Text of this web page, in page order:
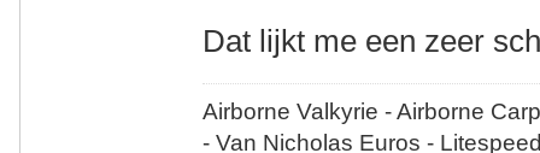
Dat lijkt me een zeer
Airborne Valkyrie - Airborne
- Van Nicholas Euros -